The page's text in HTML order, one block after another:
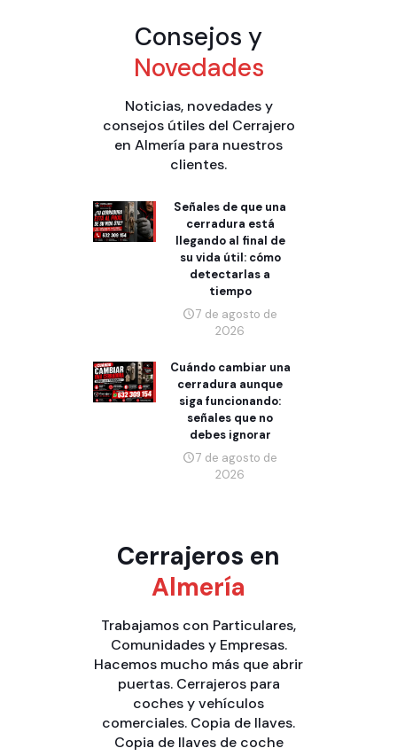
Consejos y
Novedades
Noticias, novedades y
consejos útiles del Cerrajero
en Almería para nuestros
clientes.
Señales de que una
cerradura está
llegando al final de
su vida útil: cómo
detectarlas a
tiempo
7 de agosto de
2026
Cuándo cambiar una
cerradura aunque
siga funcionando:
señales que no
debes ignorar
7 de agosto de
2026
Cerrajeros en
Almería
Trabajamos con Particulares,
Comunidadesy Empresas.
Hacemos mucho más que abrir
puertas. Cerrajeros para
coches y vehículos
comerciales. Copia de llaves.
Copia de llaves de coche